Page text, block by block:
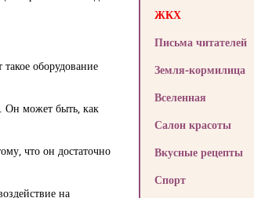
оборудование
Он может быть, как
что он достаточно
на
ЖКХ
Письма читателей
Земля-кормилица
Вселенная
Салон красоты
Вкусные рецепты
Спорт